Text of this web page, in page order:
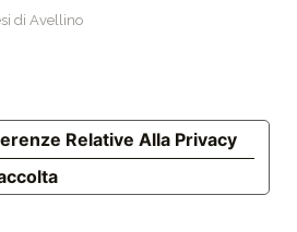
di Avellino
Relative Alla Privacy